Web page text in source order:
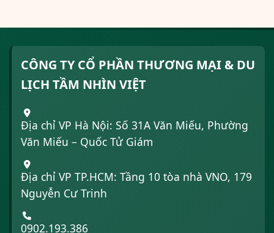
CÔNG TY CỔ PHẦN THƯƠNG MẠI & DU
LỊCH TẦM NHÌN VIỆT
Địa chỉ VP Hà Nội: Số 31A Văn Miếu, Phường
Văn Miếu – Quốc Tử Giám
Địa chỉ VP TP.HCM: Tầng 10 tòa nhà VNO, 179
Nguyễn Cư Trinh
0902.193.386